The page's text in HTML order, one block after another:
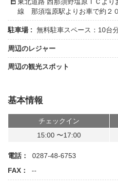
線 那須塩原駅よりお車で約２
駐車場 : 無料駐車スペース：10台
周辺のレジャー
周辺の観光スポット
基本情報
チェックイン
15:00 〜17:00
電話：
0287-48-6753
FAX：
--